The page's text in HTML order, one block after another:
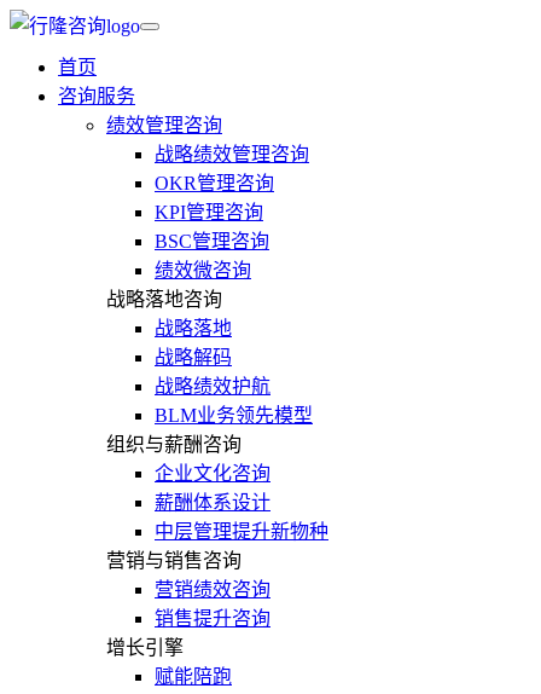
首页
咨询服务
绩效管理咨询
战略绩效管理咨询
OKR管理咨询
KPI管理咨询
BSC管理咨询
绩效微咨询
战略落地咨询
战略落地
战略解码
战略绩效护航
BLM业务领先模型
组织与薪酬咨询
企业文化咨询
薪酬体系设计
中层管理提升新物种
营销与销售咨询
营销绩效咨询
销售提升咨询
增长引擎
赋能陪跑